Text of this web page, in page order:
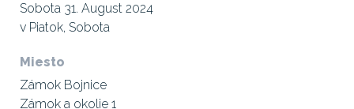
Sobota 31. August 2024
v Piatok, Sobota
Miesto
Zámok Bojnice
Zámok a okolie 1